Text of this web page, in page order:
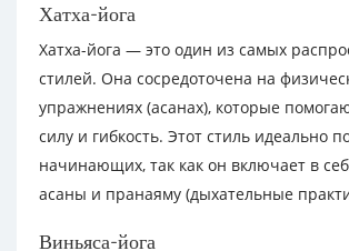
Хатха-йога
Хатха-йога — это один из самых
стилей. Она сосредоточена на
упражнениях (асанах), которые
силу и гибкость. Этот стиль идеально
начинающих, так как он включает в
асаны и пранаяму (дыхательные
Виньяса-йога